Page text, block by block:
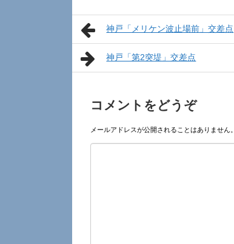
神戸「メリケン波止場前」交差点
神戸「第2突堤」交差点
コメントをどうぞ
メールアドレスが公開されることはありません。